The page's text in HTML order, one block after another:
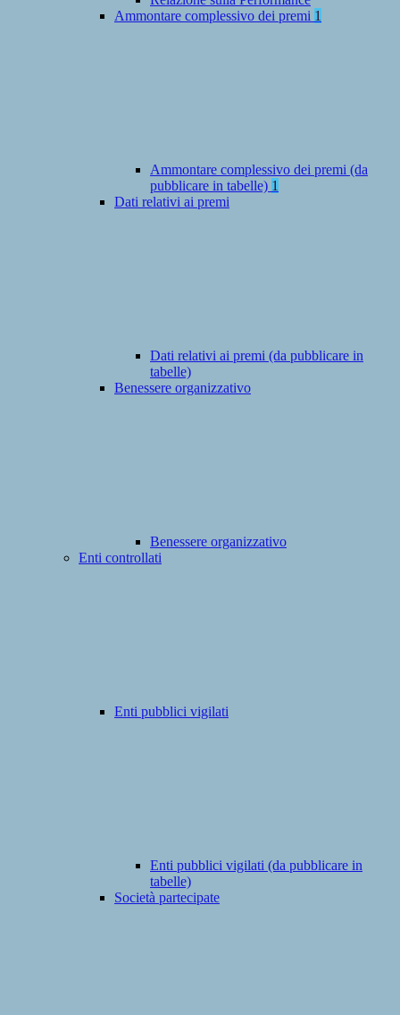
Ammontare complessivo dei premi 1
Ammontare complessivo dei premi (da
pubblicare in tabelle) 1
Dati relativi ai premi
Dati relativi ai premi (da pubblicare in
tabelle)
Benessere organizzativo
Benessere organizzativo
Enti controllati
Enti pubblici vigilati
Enti pubblici vigilati (da pubblicare in
tabelle)
Società partecipate